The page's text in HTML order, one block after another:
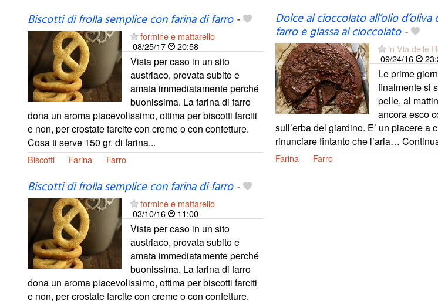
Biscotti di frolla semplice con farina di farro-
formine e mattarello
08/25/17
20:58
Vista per caso in un sito
austriaco, provata subito e
amata immediatamente perché
buonissima. La farina di farro
dona un aroma piacevolissimo, ottima per biscotti farciti
e non, per crostate farcite con creme o con confetture.
Cosa ti serve 150 gr. di farina...
Biscotti Farina Farro
Dolce al cioccolato all’olio d’oliva
farro e glassa al cioccolato-
in Via delle
09/24/16
Le prime
finalmente si
pelle, al
ancora esco
sull’erba del giardino. E’ un piacere a
rinunciare fintanto che l’aria…
Farina Farro
Biscotti di frolla semplice con farina di farro-
formine e mattarello
03/10/16
11:00
Vista per caso in un sito
austriaco, provata subito e
amata immediatamente perché
buonissima. La farina di farro
dona un aroma piacevolissimo, ottima per biscotti farciti
e non, per crostate farcite con creme o con confetture.